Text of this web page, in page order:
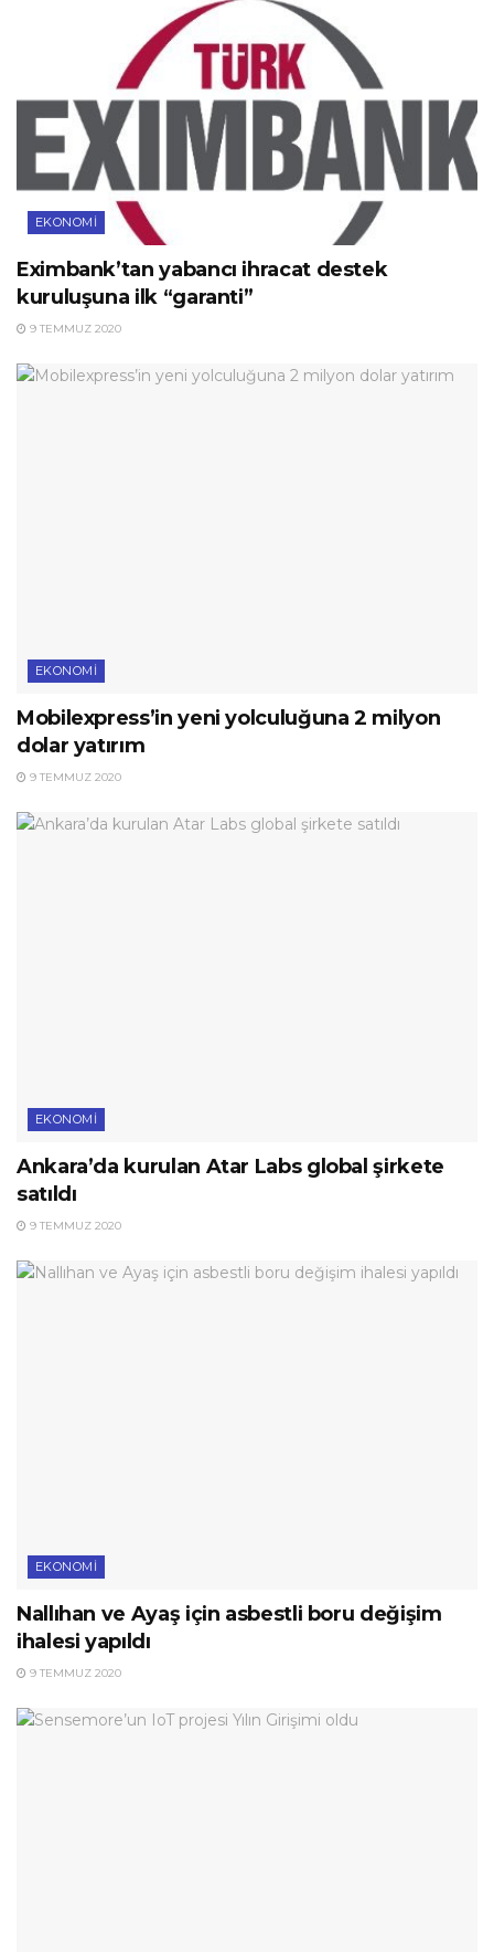
EKONOMI
Eximbank’tan yabancı ihracat destek
kuruluşuna ilk “garanti”
9 TEMMUZ 2020
EKONOMI
Mobilexpress’in yeni yolculuğuna 2 milyon
dolar yatırım
9 TEMMUZ 2020
EKONOMI
Ankara’da kurulan Atar Labs global şirkete
satıldı
9 TEMMUZ 2020
EKONOMI
Nallıhan ve Ayaş için asbestli boru değişim
ihalesi yapıldı
9 TEMMUZ 2020